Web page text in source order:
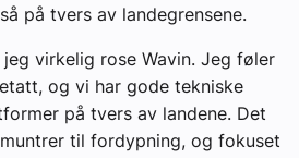
på tvers av landegrensene.
virkelig rose Wavin. Jeg føler
og vi har gode tekniske
på tvers av landene. Det
til fordypning, og fokuset